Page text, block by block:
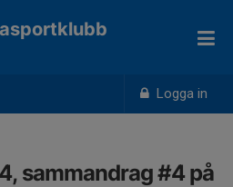
Logga in
sammandrag #4 på